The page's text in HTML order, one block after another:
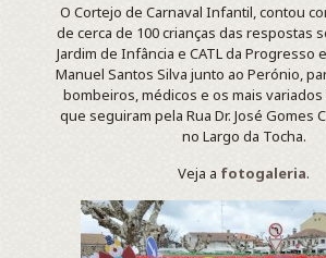
O Cortejo de Carnaval Infantil, contou
de cerca de 100 crianças das respostas
Jardim de Infância e CATL da Progresso e
Manuel Santos Silva junto ao Perónio,
bombeiros, médicos e os mais
que seguiram pela Rua Dr. José Gomes
no Largo da Tocha.
Veja a fotogaleria.